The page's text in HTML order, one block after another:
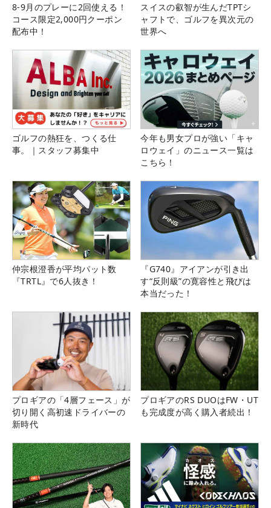
8-9月のプレーに2回使える！
コース限定2,000円クーポン
配布中！
スイスの叡智が生んだTPTシ
ャフトで、ゴルフを異次元の
世界へ
ゴルフの熱狂を、つくる仕
事。｜スタッフ募集中
今年も男女プロが強い「キャ
ロウェイ」のニュース一覧は
こちら！
仲宗根澄香が平均パット数
『TRTL』で6人抜き！
『G740』アイアンが引き出
す“反則級”の寛容性と飛びは
本当だった！
プロギアの「4層フェース」が
切り開く高初速ドライバーの
新時代
プロギアのRS DUOはFW・UT
も完成度が高く購入者続出！